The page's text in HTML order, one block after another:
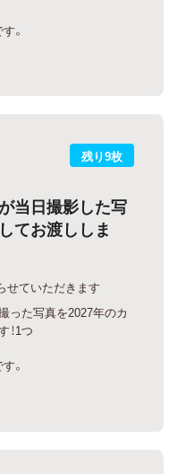
。
残り9枚
当日撮影した写
てお渡ししま
ていただきます
た写真を2027年のカ
！1つ
。